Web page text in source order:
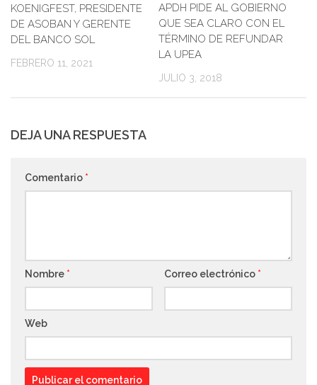
KOENIGFEST, PRESIDENTE
DE ASOBAN Y GERENTE
DEL BANCO SOL
FEBRERO 11, 2021
APDH PIDE AL GOBIERNO
QUE SEA CLARO CON EL
TÉRMINO DE REFUNDAR
LA UPEA
JULIO 3, 2018
DEJA UNA RESPUESTA
Comentario *
Nombre * Correo electrónico *
Web